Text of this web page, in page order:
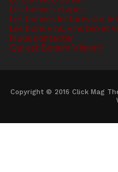
Les bonnes étapes
Les bonnes lectures sur le
Les bons vins, vins bio et
Nous contacter
Qui est Bonum Vinum?
Copyright © 2016 Click Mag